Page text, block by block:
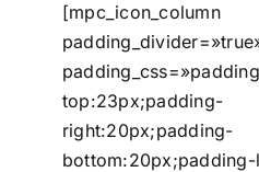
[mpc_icon_column
top:23px;padding-
right:20px;padding-